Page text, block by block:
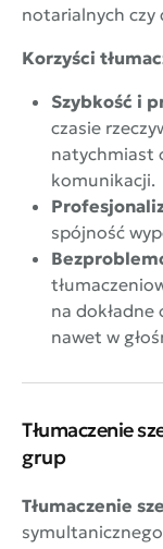
notarialnych czy
Korzyści
Szybkość i
czasie
natychmiast
komunikacji.
spójność
na dokładne
nawet w
Tłumaczenie
grup
Tłumaczenie